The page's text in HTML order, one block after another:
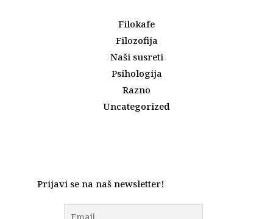
Filokafe
Filozofija
Naši susreti
Psihologija
Razno
Uncategorized
Prijavi se na naš newsletter!